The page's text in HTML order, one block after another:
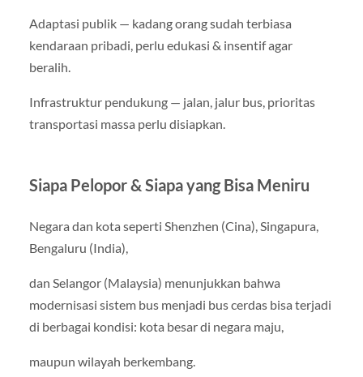
Adaptasi publik — kadang orang sudah terbiasa
kendaraan pribadi, perlu edukasi & insentif agar
beralih.
Infrastruktur pendukung — jalan, jalur bus, prioritas
transportasi massa perlu disiapkan.
Siapa Pelopor & Siapa yang Bisa Meniru
Negara dan kota seperti Shenzhen (Cina), Singapura,
Bengaluru (India),
dan Selangor (Malaysia) menunjukkan bahwa
modernisasi sistem bus menjadi bus cerdas bisa terjadi
di berbagai kondisi: kota besar di negara maju,
maupun wilayah berkembang.